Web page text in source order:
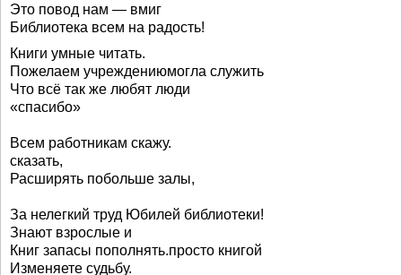
Это повод нам — вмиг
Библиотека всем на радость!
Книги умные читать.
Пожелаем учреждениюмогла служить
Что всё так же любят люди
«спасибо»
Всем работникам скажу.
сказать,
Расширять побольше залы,
За нелегкий труд Юбилей библиотеки!
Знают взрослые и
Книг запасы пополнять.просто книгой
Изменяете судьбу.